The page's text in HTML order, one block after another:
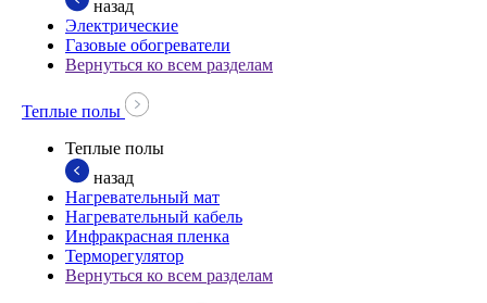
назад
Электрические
Газовые обогреватели
Вернуться ко всем разделам
Теплые полы
Теплые полы
назад
Нагревательный мат
Нагревательный кабель
Инфракрасная пленка
Терморегулятор
Вернуться ко всем разделам